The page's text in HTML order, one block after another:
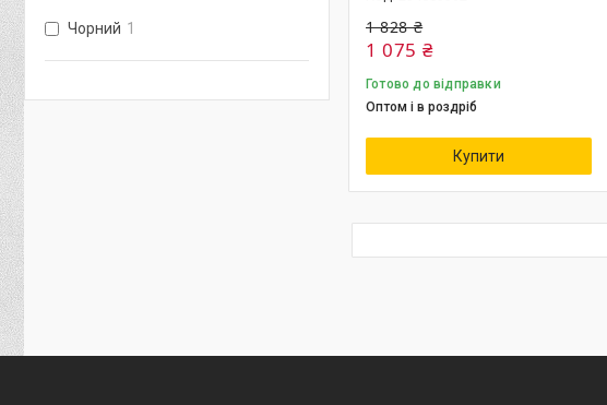
1 828 ₴
1 075 ₴
Готово до відправки
Оптом і в роздріб
Купити
Чорний 1